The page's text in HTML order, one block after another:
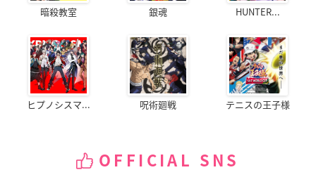
暗殺教室 銀魂 HUNTER...
ヒプノシスマ... 呪術廻戦 テニスの王子様
OFFICIAL SNS